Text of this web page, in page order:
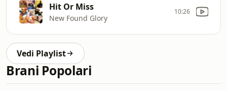
Hit Or Miss
New Found Glory
10:26
Vedi Playlist
Brani Popolari